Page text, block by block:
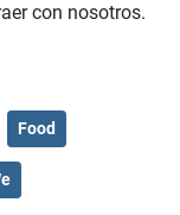
con nosotros.
Food